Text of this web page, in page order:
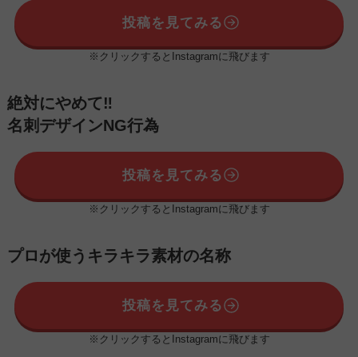
投稿を見てみる
※クリックするとInstagramに飛びます
絶対にやめて‼️
名刺デザインNG行為
投稿を見てみる
※クリックするとInstagramに飛びます
プロが使うキラキラ素材の名称
投稿を見てみる
※クリックするとInstagramに飛びます